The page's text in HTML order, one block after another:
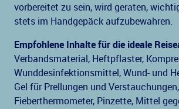
vorbereitet zu sein, wird geraten,
stets im Handgepäck aufzubewahren.
Empfohlene Inhalte für die ideale
Verbandsmaterial, Heftpflaster,
Wunddesinfektionsmittel, Wund- und
Gel für Prellungen und Verstauchungen,
Fieberthermometer, Pinzette, Mittel